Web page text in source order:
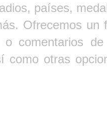
países,
Ofrecemos un
o comentarios
como otras